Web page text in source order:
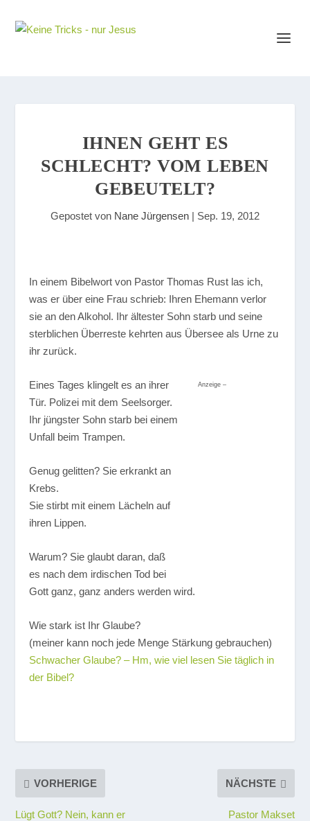
IHNEN GEHT ES
SCHLECHT? VOM LEBEN
GEBEUTELT?
Gepostet von Nane Jürgensen | Sep. 19, 2012
In einem Bibelwort von Pastor Thomas Rust las ich,
was er über eine Frau schrieb: Ihren Ehemann verlor
sie an den Alkohol. Ihr ältester Sohn starb und seine
sterblichen Überreste kehrten aus Übersee als Urne zu
ihr zurück.
Anzeige –
Eines Tages klingelt es an ihrer
Tür. Polizei mit dem Seelsorger.
Ihr jüngster Sohn starb bei einem
Unfall beim Trampen.
Genug gelitten? Sie erkrankt an
Krebs.
Sie stirbt mit einem Lächeln auf
ihren Lippen.
Warum? Sie glaubt daran, daß
es nach dem irdischen Tod bei
Gott ganz, ganz anders werden wird.
Wie stark ist Ihr Glaube?
(meiner kann noch jede Menge Stärkung gebrauchen)
Schwacher Glaube? – Hm, wie viel lesen Sie täglich in
der Bibel?
VORHERIGE
Lügt Gott? Nein, kann er
NÄCHSTE
Pastor Makset